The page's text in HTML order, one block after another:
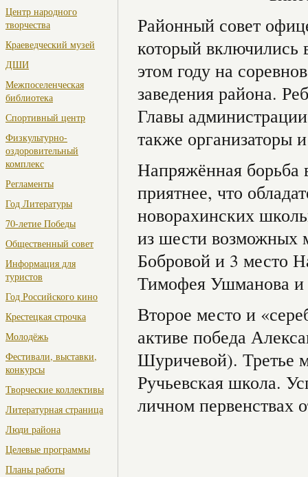
Центр народного
творчества
Краеведческий музей
ДШИ
Межпоселенческая
библиотека
Спортивный центр
Физкультурно-
оздоровительный
комплекс
Регламенты
Год Литературы
70-летие Победы
Общественный совет
Информация для
туристов
Год Российского кино
Крестецкая строчка
Молодёжь
Фестивали, выставки,
конкурсы
Творческие коллективы
Литературная страница
Люди района
Целевые программы
Планы работы
Районный совет
который включились
этом году на
заведения района.
Главы
также организаторы
Напряжённая борьба
приятнее, что
новорахинских
из шести возможных
Бобровой и 3 место
Тимофея Ушманова и
Второе место и
активе победа
Шуричевой). Третье
Ручьевская школа.
личном первенствах